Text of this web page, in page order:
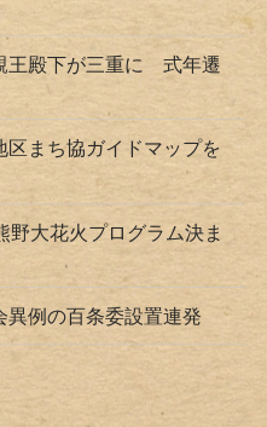
王殿下が三重に 式年遷
まち協ガイドマップを
大花火プログラム決ま
例の百条委設置連発